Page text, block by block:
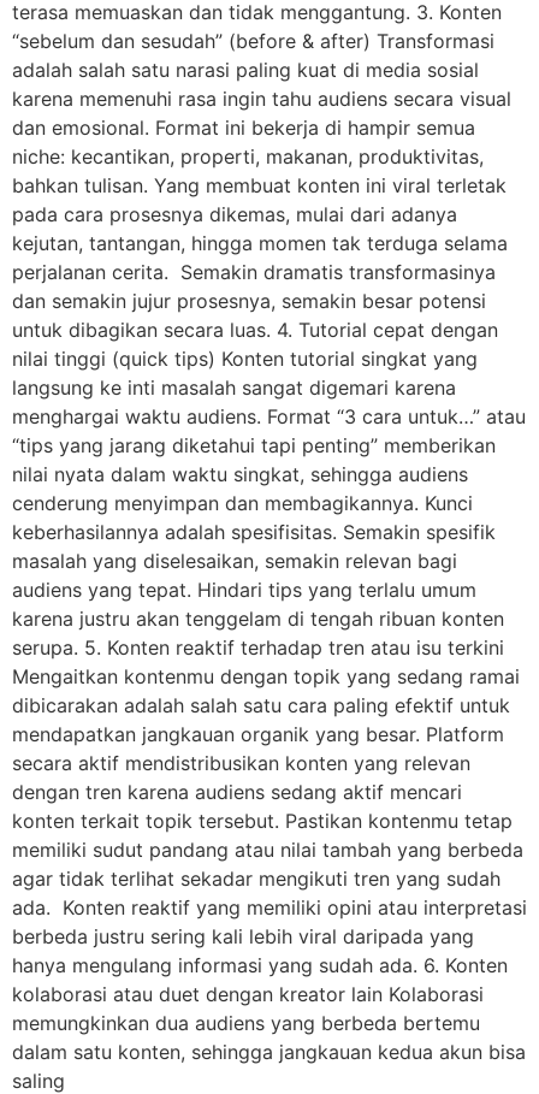
terasa memuaskan dan tidak menggantung. 3. Konten
“sebelum dan sesudah” (before & after) Transformasi
adalah salah satu narasi paling kuat di media sosial
karena memenuhi rasa ingin tahu audiens secara visual
dan emosional. Format ini bekerja di hampir semua
niche: kecantikan, properti, makanan, produktivitas,
bahkan tulisan. Yang membuat konten ini viral terletak
pada cara prosesnya dikemas, mulai dari adanya
kejutan, tantangan, hingga momen tak terduga selama
perjalanan cerita. Semakin dramatis transformasinya
dan semakin jujur prosesnya, semakin besar potensi
untuk dibagikan secara luas. 4. Tutorial cepat dengan
nilai tinggi (quick tips) Konten tutorial singkat yang
langsung ke inti masalah sangat digemari karena
menghargai waktu audiens. Format “3 cara untuk…” atau
“tips yang jarang diketahui tapi penting” memberikan
nilai nyata dalam waktu singkat, sehingga audiens
cenderung menyimpan dan membagikannya. Kunci
keberhasilannya adalah spesifisitas. Semakin spesifik
masalah yang diselesaikan, semakin relevan bagi
audiens yang tepat. Hindari tips yang terlalu umum
karena justru akan tenggelam di tengah ribuan konten
serupa. 5. Konten reaktif terhadap tren atau isu terkini
Mengaitkan kontenmu dengan topik yang sedang ramai
dibicarakan adalah salah satu cara paling efektif untuk
mendapatkan jangkauan organik yang besar. Platform
secara aktif mendistribusikan konten yang relevan
dengan tren karena audiens sedang aktif mencari
konten terkait topik tersebut. Pastikan kontenmu tetap
memiliki sudut pandang atau nilai tambah yang berbeda
agar tidak terlihat sekadar mengikuti tren yang sudah
ada. Konten reaktif yang memiliki opini atau interpretasi
berbeda justru sering kali lebih viral daripada yang
hanya mengulang informasi yang sudah ada. 6. Konten
kolaborasi atau duet dengan kreator lain Kolaborasi
memungkinkan dua audiens yang berbeda bertemu
dalam satu konten, sehingga jangkauan kedua akun bisa
saling